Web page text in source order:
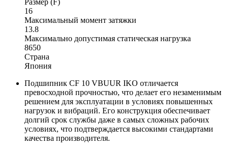
16
Максимальный момент затяжки
13.8
Максимально допустимая статическая нагрузка
8650
Страна
Япония
Подшипник CF 10 VBUUR IKO отличается
превосходной прочностью, что делает его незаменимым
решением для эксплуатации в условиях повышенных
нагрузок и вибраций. Его конструкция обеспечивает
долгий срок службы даже в самых сложных рабочих
условиях, что подтверждается высокими стандартами
качества производителя.